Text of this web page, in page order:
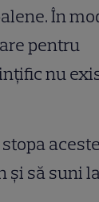
În
pentru
nu
aceste
şi să suni